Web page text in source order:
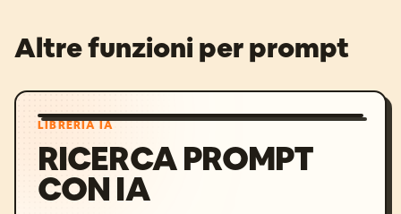
Altre funzioni per prompt
LIBRERIA IA
RICERCA PROMPT
CON IA